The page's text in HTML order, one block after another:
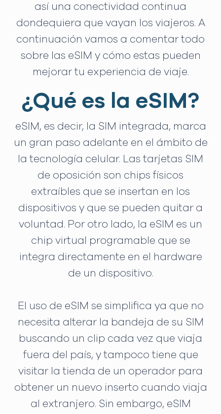
así una conectividad continua
dondequiera que vayan los viajeros. A
continuación vamos a comentar todo
sobre las eSIM y cómo estas pueden
mejorar tu experiencia de viaje.
¿Qué es la eSIM?
eSIM, es decir, la SIM integrada, marca
un gran paso adelante en el ámbito de
la tecnología celular. Las tarjetas SIM
de oposición son chips físicos
extraíbles que se insertan en los
dispositivos y que se pueden quitar a
voluntad. Por otro lado, la eSIM es un
chip virtual programable que se
integra directamente en el hardware
de un dispositivo.
El uso de eSIM se simplifica ya que no
necesita alterar la bandeja de su SIM
buscando un clip cada vez que viaja
fuera del país, y tampoco tiene que
visitar la tienda de un operador para
obtener un nuevo inserto cuando viaja
al extranjero. Sin embargo, eSIM